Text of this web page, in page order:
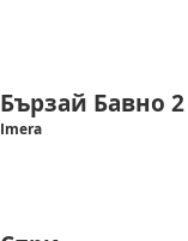
Бързай Бавно 2
Imera